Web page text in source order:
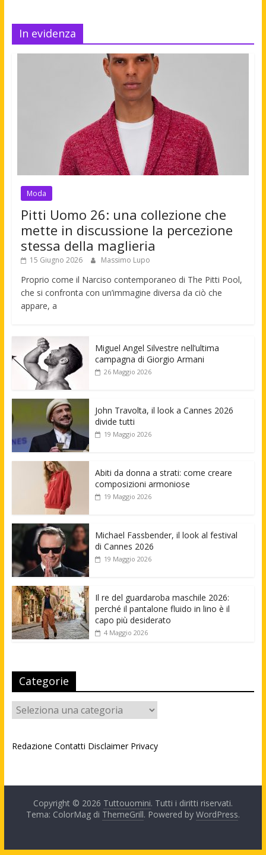
In evidenza
Moda
Pitti Uomo 26: una collezione che
mette in discussione la percezione
stessa della maglieria
15 Giugno 2026 Massimo Lupo
Proprio come il Narciso contemporaneo di The Pitti Pool,
che si confronta con un’immagine diversa da ciò che
appare, a
Miguel Angel Silvestre nell’ultima
campagna di Giorgio Armani
26 Maggio 2026
John Travolta, il look a Cannes 2026
divide tutti
19 Maggio 2026
Abiti da donna a strati: come creare
composizioni armoniose
19 Maggio 2026
Michael Fassbender, il look al festival
di Cannes 2026
19 Maggio 2026
Il re del guardaroba maschile 2026:
perché il pantalone fluido in lino è il
capo più desiderato
4 Maggio 2026
Categorie
Categorie
Redazione Contatti Disclaimer Privacy
Copyright © 2026 Tuttouomini. Tutti i diritti riservati.
Tema: ColorMag di ThemeGrill. Powered by WordPress.